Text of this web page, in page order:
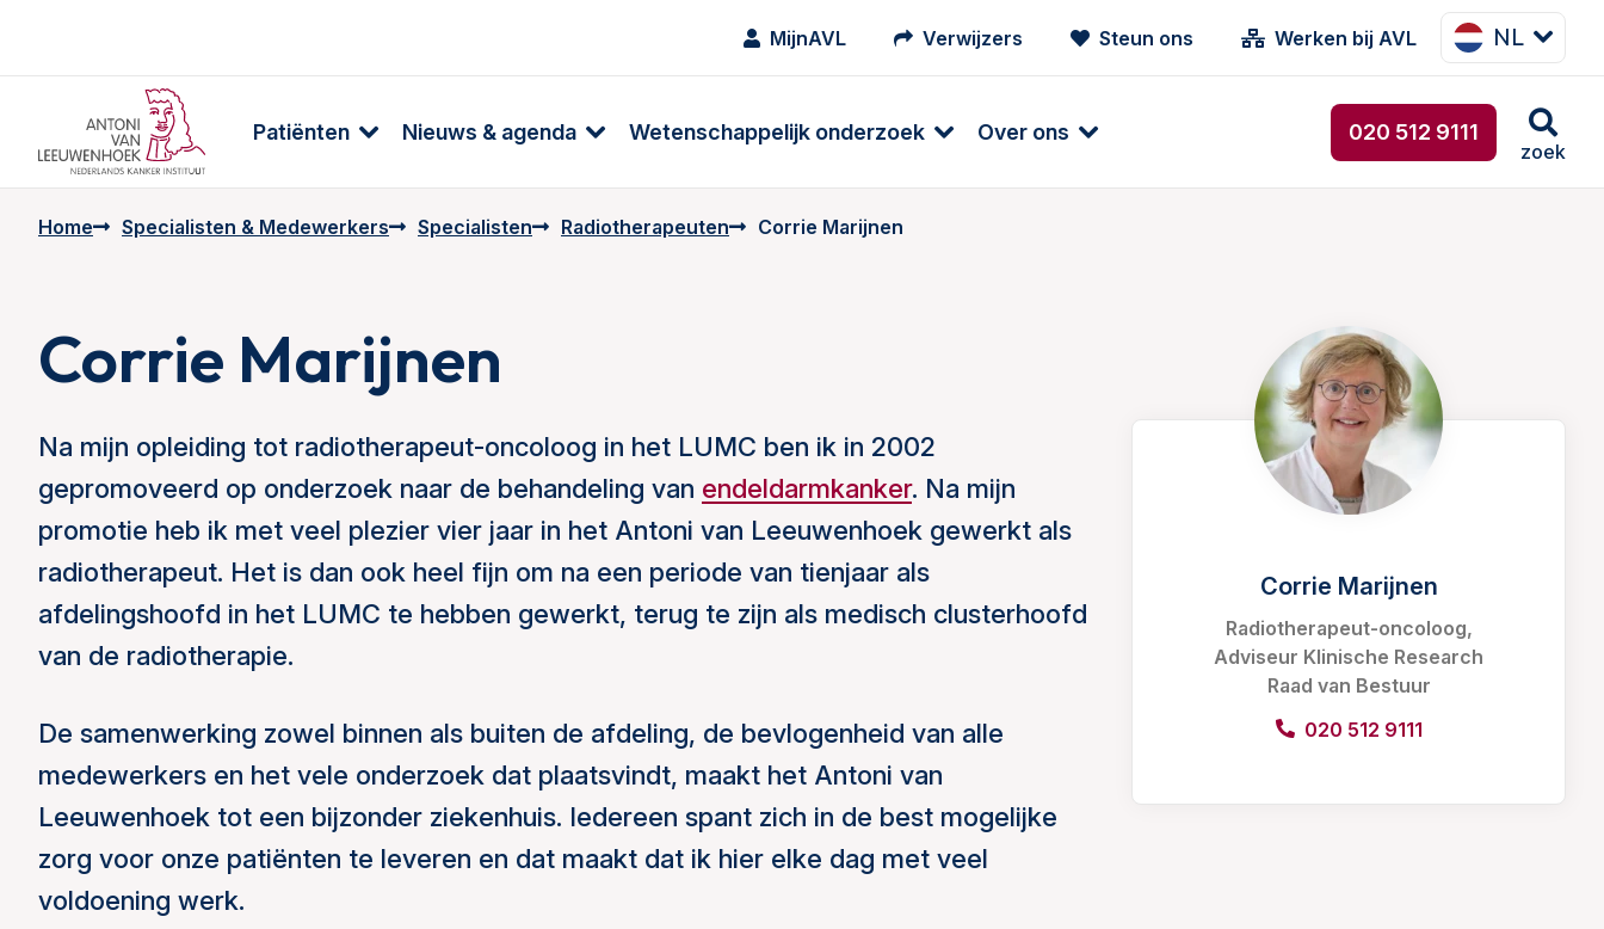
MijnAVL Verwijzers Steun ons Werken bij AVL NL
Patiënten Nieuws & agenda Wetenschappelijk onderzoek Over ons 020 512 9111
zoek
Home Specialisten & Medewerkers Specialisten Radiotherapeuten Corrie Marijnen
Corrie Marijnen
Na mijn opleiding tot radiotherapeut-oncoloog in het LUMC ben ik in 2002
gepromoveerd op onderzoek naar de behandeling van endeldarmkanker. Na mijn
promotie heb ik met veel plezier vier jaar in het Antoni van Leeuwenhoek gewerkt als
radiotherapeut. Het is dan ook heel fijn om na een periode van tienjaar als
afdelingshoofd in het LUMC te hebben gewerkt, terug te zijn als medisch clusterhoofd
van de radiotherapie.
De samenwerking zowel binnen als buiten de afdeling, de bevlogenheid van alle
medewerkers en het vele onderzoek dat plaatsvindt, maakt het Antoni van
Leeuwenhoek tot een bijzonder ziekenhuis. Iedereen spant zich in de best mogelijke
zorg voor onze patiënten te leveren en dat maakt dat ik hier elke dag met veel
voldoening werk.
Corrie Marijnen
Radiotherapeut-oncoloog,
Adviseur Klinische Research
Raad van Bestuur
020 512 9111